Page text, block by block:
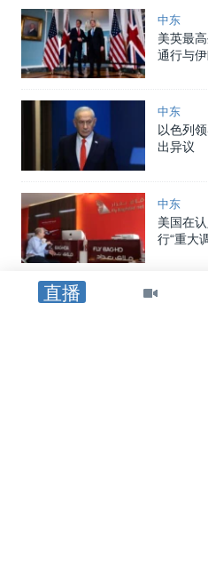
直播
中东
美英最
通行与
中东
以色列
出异议
中东
美国在
行“重大